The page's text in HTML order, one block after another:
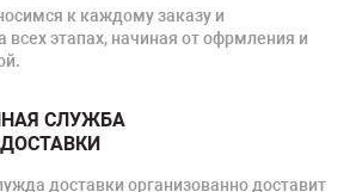
к каждому заказу и
этапах, начиная от офрмления и
СЛУЖБА
доставки организованно доставит